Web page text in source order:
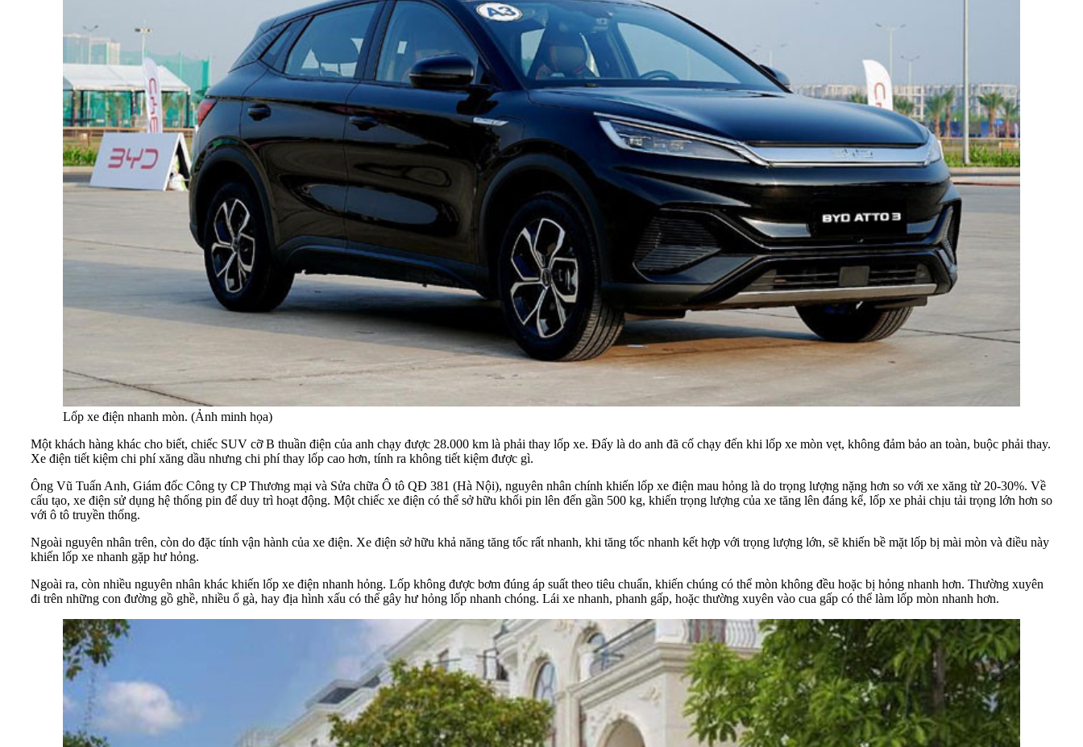
Lốp xe điện nhanh mòn. (Ảnh minh họa)
Một khách hàng khác cho biết, chiếc SUV cỡ B thuần điện của anh chạy được 28.000 km là phải thay lốp xe. Đấy là do anh đã cố chạy đến khi lốp xe mòn vẹt, không đảm bảo an toàn, buộc phải thay.
Xe điện tiết kiệm chi phí xăng dầu nhưng chi phí thay lốp cao hơn, tính ra không tiết kiệm được gì.
Ông Vũ Tuấn Anh, Giám đốc Công ty CP Thương mại và Sửa chữa Ô tô QĐ 381 (Hà Nội), nguyên nhân chính khiến lốp xe điện mau hỏng là do trọng lượng nặng hơn so với xe xăng từ 20-30%. Về
cấu tạo, xe điện sử dụng hệ thống pin để duy trì hoạt động. Một chiếc xe điện có thể sở hữu khối pin lên đến gần 500 kg, khiến trọng lượng của xe tăng lên đáng kể, lốp xe phải chịu tải trọng lớn hơn so
với ô tô truyền thống.
Ngoài nguyên nhân trên, còn do đặc tính vận hành của xe điện. Xe điện sở hữu khả năng tăng tốc rất nhanh, khi tăng tốc nhanh kết hợp với trọng lượng lớn, sẽ khiến bề mặt lốp bị mài mòn và điều này
khiến lốp xe nhanh gặp hư hỏng.
Ngoài ra, còn nhiều nguyên nhân khác khiến lốp xe điện nhanh hỏng. Lốp không được bơm đúng áp suất theo tiêu chuẩn, khiến chúng có thể mòn không đều hoặc bị hỏng nhanh hơn. Thường xuyên
đi trên những con đường gồ ghề, nhiều ổ gà, hay địa hình xấu có thể gây hư hỏng lốp nhanh chóng. Lái xe nhanh, phanh gấp, hoặc thường xuyên vào cua gấp có thể làm lốp mòn nhanh hơn.